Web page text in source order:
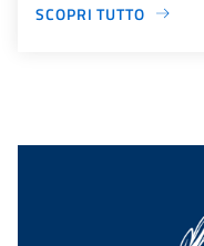
SCOPRI TUTTO